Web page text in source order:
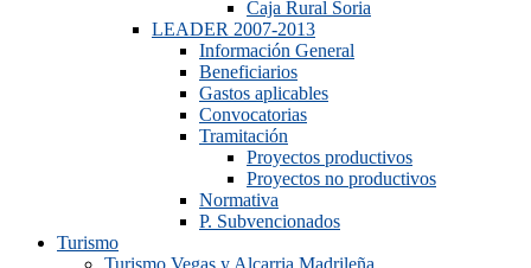
Caja Rural Soria
LEADER 2007-2013
Información General
Beneficiarios
Gastos aplicables
Convocatorias
Tramitación
Proyectos productivos
Proyectos no productivos
Normativa
P. Subvencionados
Turismo
Turismo Vegas y Alcarria Madrileña